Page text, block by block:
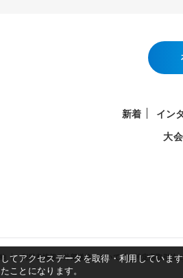
新着 イン
大
利用者情報の外部送信について 特定商取引法
アクセスデータを取得・利用しています
ことになります。